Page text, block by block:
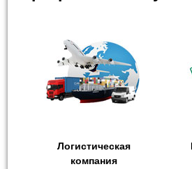
Логистическая
компания